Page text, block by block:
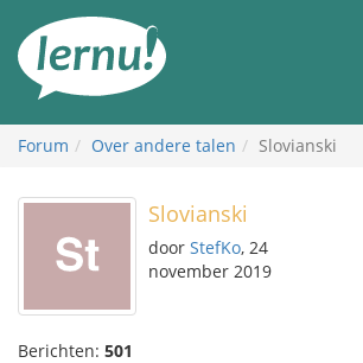
inhoud
Forum Over andere talen Slovianski
Slovianski
door StefKo, 24
november 2019
Berichten: 501